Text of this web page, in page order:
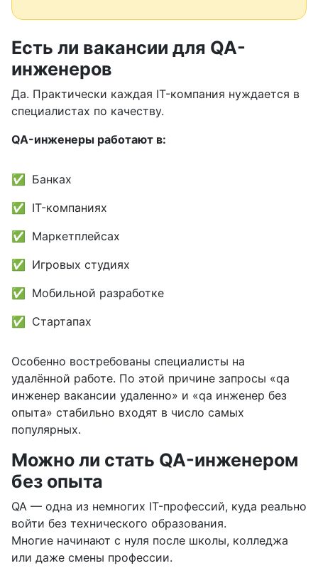
Есть ли вакансии для QA-
инженеров
Да. Практически каждая IT-компания нуждается в
специалистах по качеству.
QA-инженеры работают в:
Банках
IT-компаниях
Маркетплейсах
Игровых студиях
Мобильной разработке
Стартапах
Особенно востребованы специалисты на
удалённой работе. По этой причине запросы «qa
инженер вакансии удаленно» и «qa инженер без
опыта» стабильно входят в число самых
популярных.
Можно ли стать QA-инженером
без опыта
QA — одна из немногих IT-профессий, куда реально
войти без технического образования.
Многие начинают с нуля после школы, колледжа
или даже смены профессии.